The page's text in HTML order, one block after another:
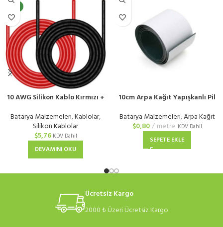
10 AWG Silikon Kablo Kırmızı +
Batarya Malzemeleri,Kablolar,
Silikon Kablolar
$5,76 KDV Dahil
DEVAMINI OKU
10cm Arpa Kağıt Yapışkanlı Pil
Batarya Malzemeleri,Arpa Kağıt
$0,80 metre KDV Dahil
SEPETE EKLE
Ücretsiz Kargo
2000 ₺ Üzeri Ücretsiz Kargo